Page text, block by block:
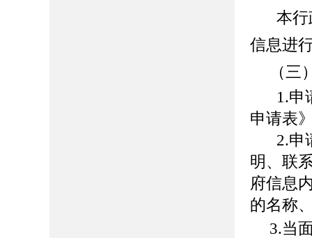
本
信息进
（三
1.申
申请表
2.申
明、联
府信息
的名称
3.当